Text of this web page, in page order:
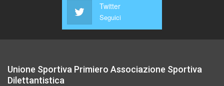
Twitter
Seguici
Unione Sportiva Primiero Associazione Sportiva
Dilettantistica